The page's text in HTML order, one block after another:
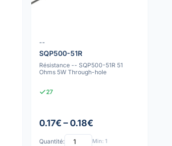
--
SQP500-51R
Résistance -- SQP500-51R 51
Ohms 5W Through-hole
27
0.17€ – 0.18€
Quantité: Min: 1